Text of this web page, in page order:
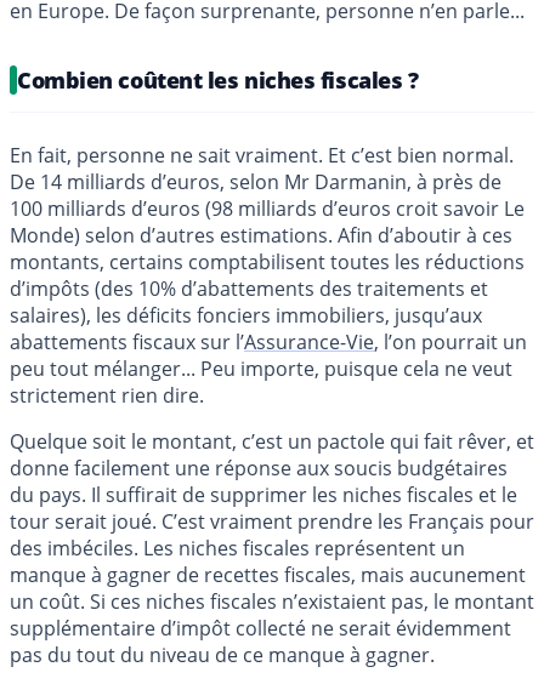
en Europe. De façon surprenante, personne n’en parle...
Combien coûtent les niches fiscales ?
En fait, personne ne sait vraiment. Et c’est bien normal.
De 14 milliards d’euros, selon Mr Darmanin, à près de
100 milliards d’euros (98 milliards d’euros croit savoir Le
Monde) selon d’autres estimations. Afin d’aboutir à ces
montants, certains comptabilisent toutes les réductions
d’impôts (des 10% d’abattements des traitements et
salaires), les déficits fonciers immobiliers, jusqu’aux
abattements fiscaux sur l’Assurance-Vie, l’on pourrait un
peu tout mélanger... Peu importe, puisque cela ne veut
strictement rien dire.
Quelque soit le montant, c’est un pactole qui fait rêver, et
donne facilement une réponse aux soucis budgétaires
du pays. Il suffirait de supprimer les niches fiscales et le
tour serait joué. C’est vraiment prendre les Français pour
des imbéciles. Les niches fiscales représentent un
manque à gagner de recettes fiscales, mais aucunement
un coût. Si ces niches fiscales n’existaient pas, le montant
supplémentaire d’impôt collecté ne serait évidemment
pas du tout du niveau de ce manque à gagner.